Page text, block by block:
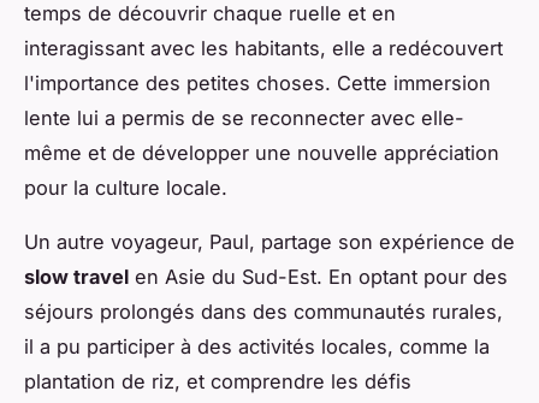
temps de découvrir chaque ruelle et en
interagissant avec les habitants, elle a redécouvert
l'importance des petites choses. Cette immersion
lente lui a permis de se reconnecter avec elle-
même et de développer une nouvelle appréciation
pour la culture locale.
Un autre voyageur, Paul, partage son expérience de
slow travel en Asie du Sud-Est. En optant pour des
séjours prolongés dans des communautés rurales,
il a pu participer à des activités locales, comme la
plantation de riz, et comprendre les défis